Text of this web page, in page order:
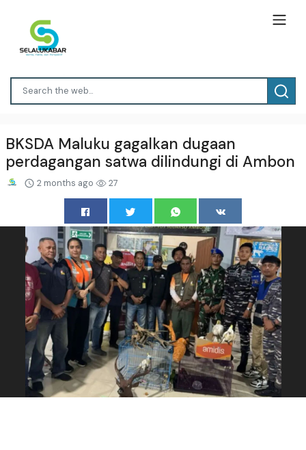
BKSDA Maluku gagalkan dugaan
perdagangan satwa dilindungi di Ambon
2 months ago 27